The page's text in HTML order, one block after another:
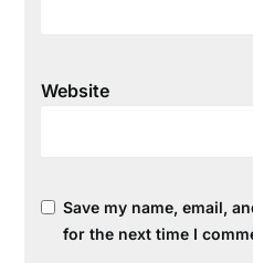
Website
Save my name, email,
for the next time I